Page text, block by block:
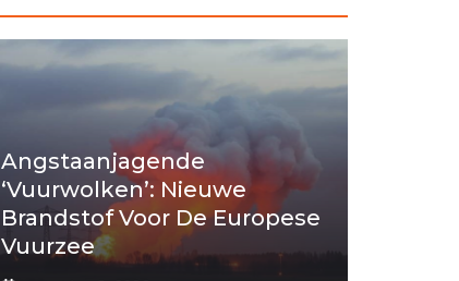
Angstaanjagende
‘vuurwolken’: Nieuwe
Brandstof Voor De Europese
Vuurzee